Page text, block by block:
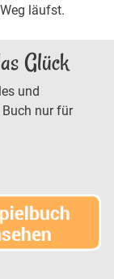
läufst.
Glück
und
nur für